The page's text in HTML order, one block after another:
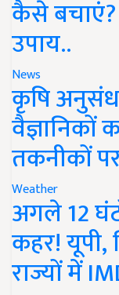
कैसे
उपाय..
News
कृषि
वैज्ञानिकों
तकनीकों
Weather
अगले 12
कहर! यूपी,
राज्यों में